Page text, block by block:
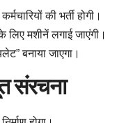
की भर्ती होगी।
लिए मशीनें लगाई जाएंगी।
बनाया जाएगा।
संरचना